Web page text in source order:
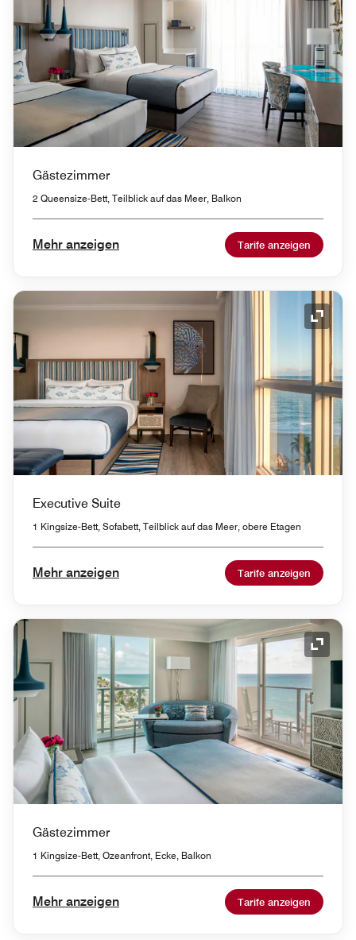
Gästezimmer
2 Queensize-Bett, Teilblick auf das Meer, Balkon
Mehr anzeigen Tarife anzeigen
Executive Suite
1 Kingsize-Bett, Sofabett, Teilblick auf das Meer, obere Etagen
Mehr anzeigen Tarife anzeigen
Gästezimmer
1 Kingsize-Bett, Ozeanfront, Ecke, Balkon
Mehr anzeigen Tarife anzeigen